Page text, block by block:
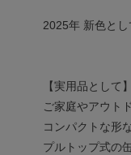
2025年 新色と
【実用品として
ご家庭やアウト
コンパクトな形
プルトップ式の